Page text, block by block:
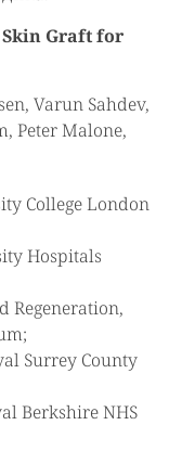
Skin Graft for
Varun Sahdev,
Peter Malone,
College London
Hospitals
Regeneration,
Surrey County
Berkshire NHS